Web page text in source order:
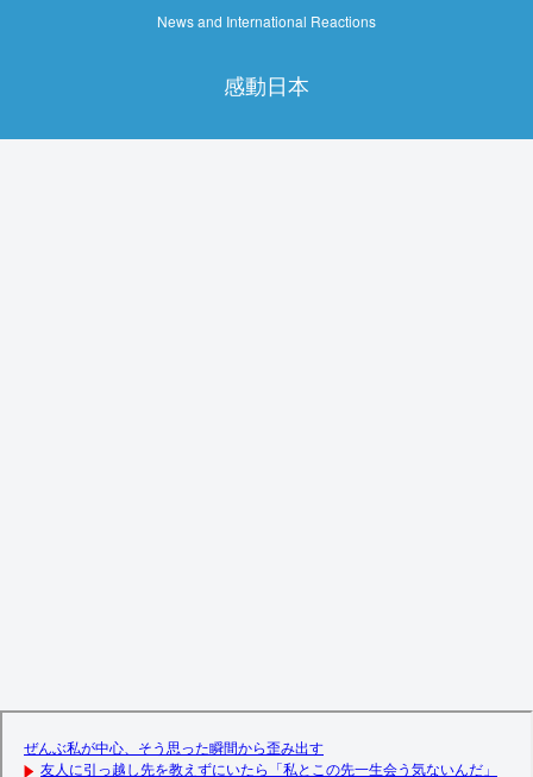
News and International Reactions
感動日本